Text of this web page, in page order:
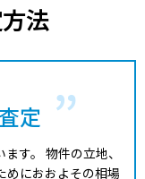
法
定
す。 物件の立地、
めにおおよその相場